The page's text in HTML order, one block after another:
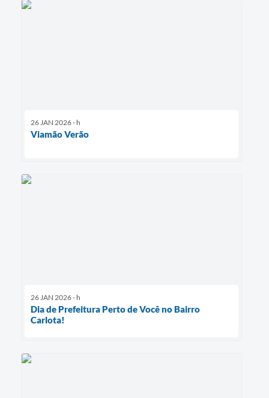
26 JAN 2026 - h
Viamão Verão
26 JAN 2026 - h
Dia de Prefeitura Perto de Você no Bairro
Carlota!